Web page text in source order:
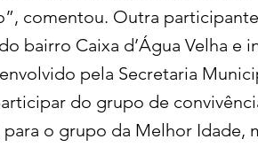
comentou. Outra
bairro Caixa d’Água Velha e
pela Secretaria
do grupo de
o grupo da Melhor Idade,